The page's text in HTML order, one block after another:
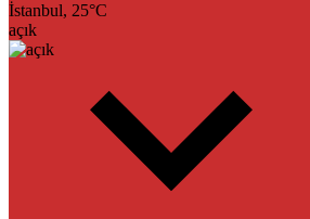
İstanbul, 25°C
açık